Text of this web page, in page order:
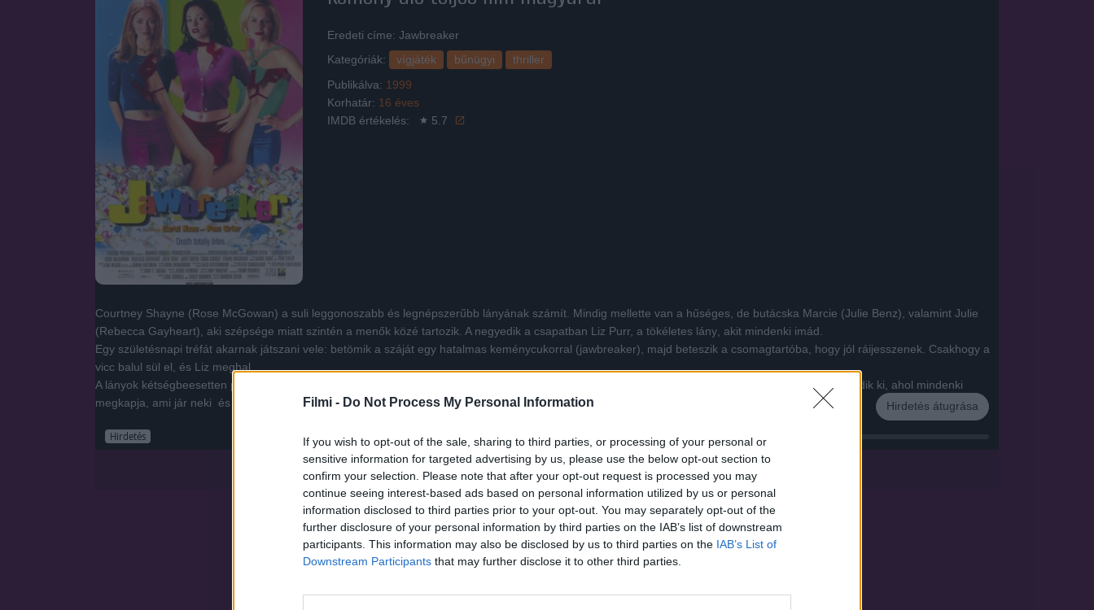
Filmi - Do Not Process My Personal Information
If you wish to opt-out of the sale, sharing to third parties, or processing of your personal or
sensitive information for targeted advertising by us, please use the below opt-out section to
confirm your selection. Please note that after your opt-out request is processed you may
continue seeing interest-based ads based on personal information utilized by us or personal
information disclosed to third parties prior to your opt-out. You may separately opt-out of the
further disclosure of your personal information by third parties on the IAB’s list of downstream
participants. This information may also be disclosed by us to third parties on the IAB’s List of
Downstream Participants that may further disclose it to other third parties.
Hirdetés
Hirdetés átugrása
Eredeti címe: Jawbreaker
Kategóriák:
vígjáték bűnügyi
thriller
Publikálva: 1999
Korhatár: 16 éves
IMDB értékelés:
5.7
Courtney Shayne (Rose McGowan) a suli leggonoszabb és legnépszerűbb lányának számít. Mindig mellette van a hűséges, de butácska Marcie (Julie Benz), valamint Julie
(Rebecca Gayheart), aki szépsége miatt szintén a menők közé tartozik. A negyedik a csapatban Liz Purr, a tökéletes lány, akit mindenki imád.
Egy születésnapi tréfát akarnak játszani vele: betömik a száját egy hatalmas keménycukorral (jawbreaker), majd beteszik a csomagtartóba, hogy jól ráijesszenek. Csakhogy a
vicc balul sül el, és Liz meghal.
A lányok kétségbeesetten próbálják eltussolni a dolgot, de amikor a titok kezd kiderülni, egymás ellen fordulnak. A történet a bál éjszakáján csúcsosodik ki, ahol mindenki
megkapja, ami jár neki  és a koronát sem az veszi fel, akire számítanál.
Tetszett a film? Oszd meg: WhatsApp
Viber
Pinterest
X
Facebook
Hasonló teljes filmek magyarul